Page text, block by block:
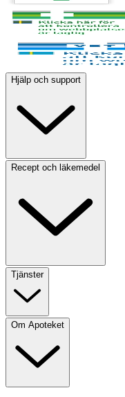
Hjälp och support
Recept och läkemedel
Tjänster
Om Apoteket